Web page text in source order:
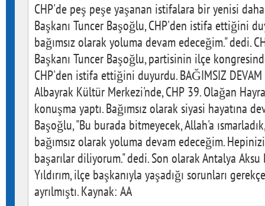
CHP'de peş peşe yaşanan istifalara bir yenisi
Başkanı Tuncer Başoğlu, CHP'den istifa ettiğini
bağımsız olarak yoluma devam edeceğim." dedi.
Başkanı Tuncer Başoğlu, partisinin ilçe
CHP'den istifa ettiğini duyurdu. BAĞIMSIZ DEVAM
Albayrak Kültür Merkezi'nde, CHP 39. Olağan
konuşma yaptı. Bağımsız olarak siyasi hayatına
Başoğlu, "Bu burada bitmeyecek, Allah'a
bağımsız olarak yoluma devam edeceğim.
başarılar diliyorum." dedi. Son olarak Antalya Aksu
Yıldırım, ilçe başkanıyla yaşadığı sorunları
ayrılmıştı. Kaynak: AA